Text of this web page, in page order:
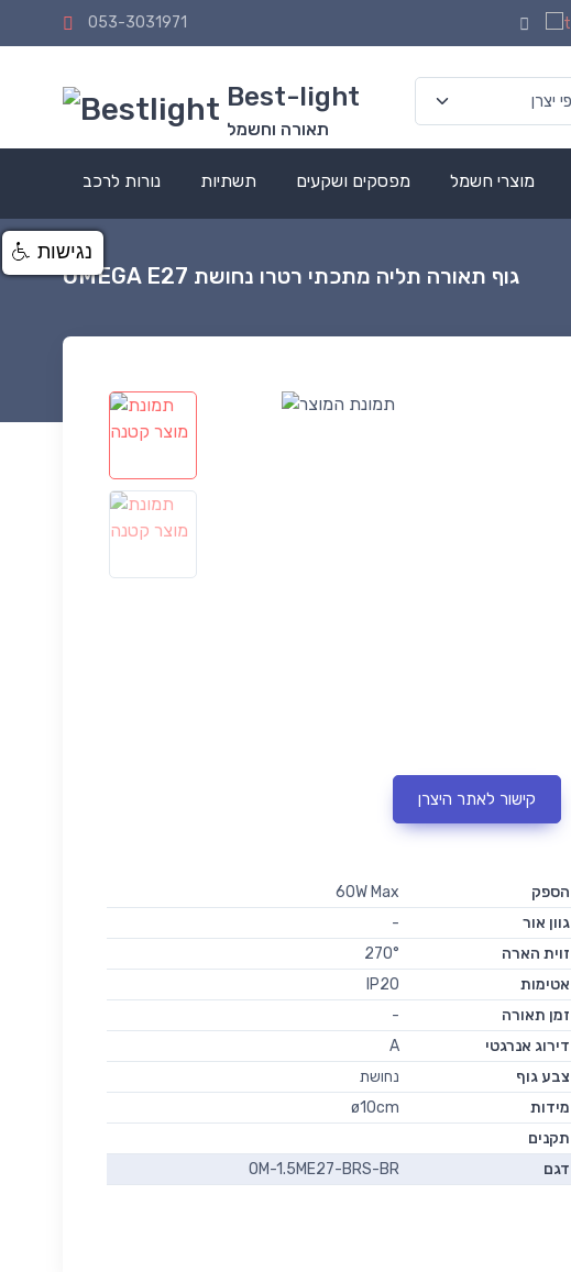
053-3031971
Best-light
תאורה וחשמל
מוצרי חשמל מפסקים ושקעים תשתיות נורות לרכב
גוף תאורה תליה מתכתי רטרו נחושת OMEGA E27
קישור לאתר היצרן
הספק
60W Max
גוון אור
-
זוית הארה
270°
אטימות
IP20
זמן תאורה
-
דירוג אנרגטי
A
צבע גוף
נחושת
מידות
ø10cm
תקנים
דגם OM-1.5ME27-BRS-BR
נגישות